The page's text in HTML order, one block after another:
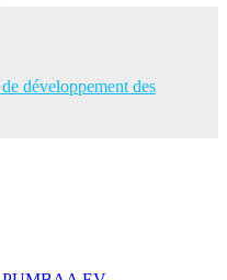
développement des